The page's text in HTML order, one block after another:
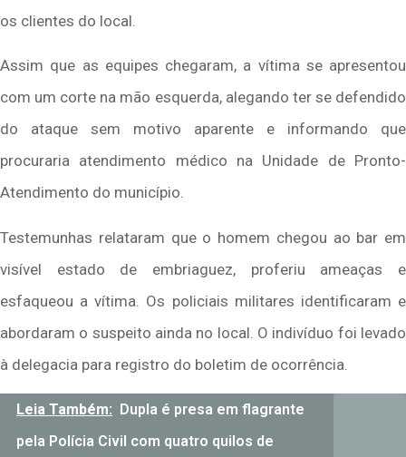
os clientes do local.
Assim que as equipes chegaram, a vítima se apresentou
com um corte na mão esquerda, alegando ter se defendido
do ataque sem motivo aparente e informando que
procuraria atendimento médico na Unidade de Pronto-
Atendimento do município.
Testemunhas relataram que o homem chegou ao bar em
visível estado de embriaguez, proferiu ameaças e
esfaqueou a vítima. Os policiais militares identificaram e
abordaram o suspeito ainda no local. O indivíduo foi levado
à delegacia para registro do boletim de ocorrência.
Leia Também: Dupla é presa em flagrante
pela Polícia Civil com quatro quilos de